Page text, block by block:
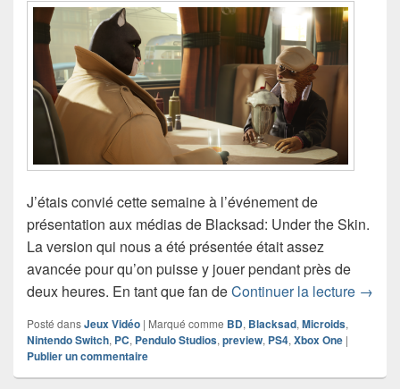
J’étais convié cette semaine à l’événement de
présentation aux médias de Blacksad: Under the Skin.
La version qui nous a été présentée était assez
avancée pour qu’on puisse y jouer pendant près de
deux heures. En tant que fan deContinuer la lecture →
Posté dansJeux Vidéo | Marqué comme BD, Blacksad, Microids,
Nintendo Switch, PC, Pendulo Studios, preview, PS4, Xbox One |
Publier un commentaire